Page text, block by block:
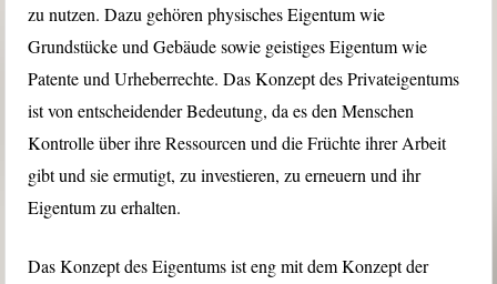
zu nutzen. Dazu gehören physisches Eigentum wie
Grundstücke und Gebäude sowie geistiges Eigentum wie
Patente und Urheberrechte. Das Konzept des Privateigentums
ist von entscheidender Bedeutung, da es den Menschen
Kontrolle über ihre Ressourcen und die Früchte ihrer Arbeit
gibt und sie ermutigt, zu investieren, zu erneuern und ihr
Eigentum zu erhalten.
Das Konzept des Eigentums ist eng mit dem Konzept der